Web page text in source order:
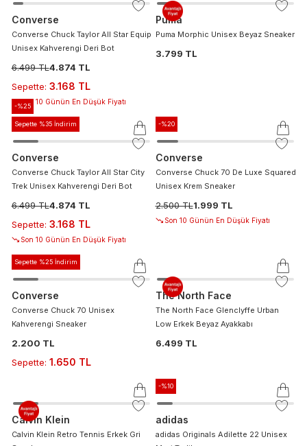
Converse
Converse Chuck Taylor All Star Equip
Unisex Kahverengi Deri Bot
6.499 TL4.874 TL
Sepette: 3.168 TL
Son 10 Günün En Düşük Fiyatı
Puma
Puma Morphic Unisex Beyaz Sneaker
3.799 TL
-%25
Sepette %35 İndirim
Converse
Converse Chuck Taylor All Star City
Trek Unisex Kahverengi Deri Bot
6.499 TL4.874 TL
Sepette: 3.168 TL
Son 10 Günün En Düşük Fiyatı
-%20
Converse
Converse Chuck 70 De Luxe Squared
Unisex Krem Sneaker
2.500 TL1.999 TL
Son 10 Günün En Düşük Fiyatı
Sepette %25 İndirim
Converse
Converse Chuck 70 Unisex
Kahverengi Sneaker
2.200 TL
Sepette: 1.650 TL
The North Face
The North Face Glenclyffe Urban
Low Erkek Beyaz Ayakkabı
6.499 TL
Calvin Klein
Calvin Klein Retro Tennis Erkek Gri
-%10
adidas
adidas Originals Adilette 22 Unisex